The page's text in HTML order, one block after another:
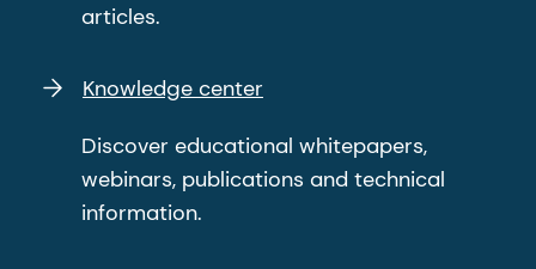
articles.
Knowledge center
Discover educational whitepapers,
webinars, publications and technical
information.